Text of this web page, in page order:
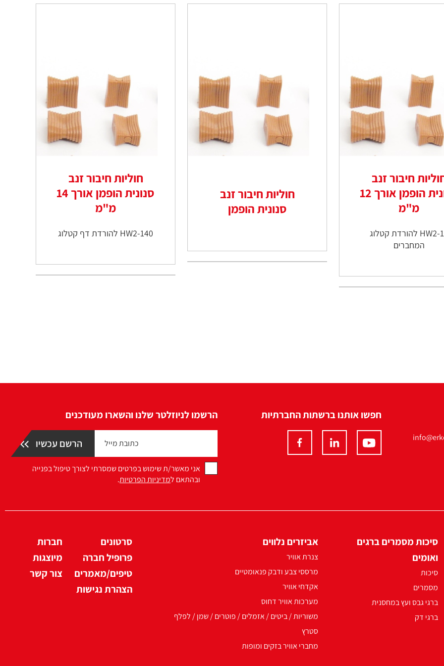
חיבור זנב
סנונית הופמן אורך 12
מ"מ
HW2-12 להורדת קטלוג
המחברים
חוליות חיבור זנב
סנונית הופמן
חוליות חיבור זנב
סנונית הופמן אורך 14
מ"מ
HW2-140 להורדת דף קטלוג
חפשו אותנו ברשתות החברתיות הרשמו לניוזלטר שלנו והשארו מעודכנים
אני מאשר/ת שימוש בפרטים שמסרתי לצורך טיפול בפנייה
ובהתאם למדיניות הפרטיות.
סיכות מסמרים ברגים
ואומים
סיכות
מסמרים
ברגי גבס ועץ במחסנית
ברגי דק
אביזרים נלווים
צנרת אוויר
מרססי צבע ודבק פנאומטיים
אקדחי אוויר
מערכות אוויר דחוס
משוריות / ביטים / אזמלים / פוטרים / שמן / לפלף
סטרץ
מחברי אוויר בזקים ומופות
סרטונים
פרופיל חברה
טיפים/מאמרים
הצהרת נגישות
חברות
מיוצגות
צור קשר